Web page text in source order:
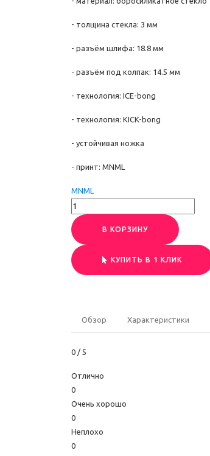
- толщина стекла: 3 мм
- разъём шлифа: 18.8 мм
- разъём под колпак: 14.5 мм
- технология: ICE-bong
- технология: KICK-bong
- устойчивая ножка
- принт: MNML
MNML
В КОРЗИНУ
КУПИТЬ В 1 КЛИК
Обзор Характеристики
0 / 5
Отлично
0
Очень хорошо
0
Неплохо
0